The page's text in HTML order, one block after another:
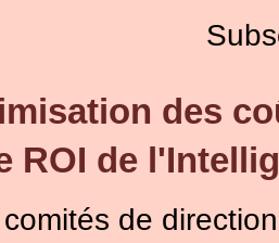
des
ROI de
de